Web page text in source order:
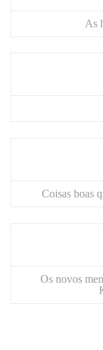
As
Coisas boas
Os novos